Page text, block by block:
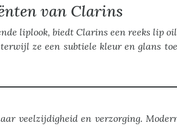
van Clarins
liplook, biedt Clarins een reeks lip
ze een subtiele kleur en glans
veelzijdigheid en verzorging.